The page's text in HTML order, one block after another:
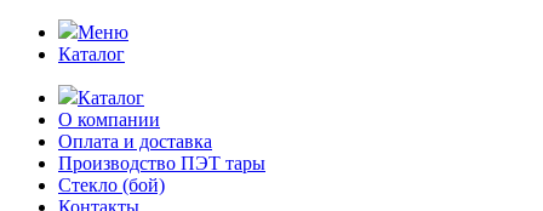
Меню
Каталог
Каталог
О компании
Оплата и доставка
Производство ПЭТ тары
Стекло (бой)
Контакты